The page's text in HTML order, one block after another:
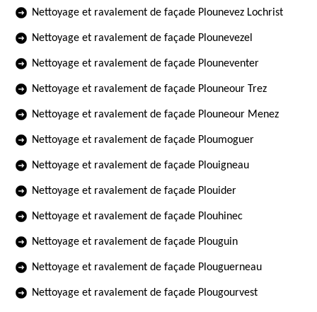
Nettoyage et ravalement de façade Plounevez Lochrist
Nettoyage et ravalement de façade Plounevezel
Nettoyage et ravalement de façade Plouneventer
Nettoyage et ravalement de façade Plouneour Trez
Nettoyage et ravalement de façade Plouneour Menez
Nettoyage et ravalement de façade Ploumoguer
Nettoyage et ravalement de façade Plouigneau
Nettoyage et ravalement de façade Plouider
Nettoyage et ravalement de façade Plouhinec
Nettoyage et ravalement de façade Plouguin
Nettoyage et ravalement de façade Plouguerneau
Nettoyage et ravalement de façade Plougourvest